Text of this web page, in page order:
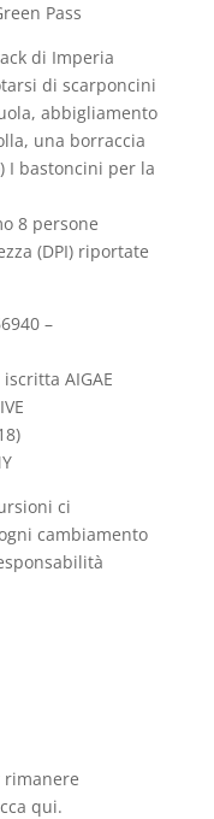
Pass
di Imperia
di scarponcini
abbigliamento
una borraccia
I bastoncini per la
8 persone
(DPI) riportate
–
AIGAE
ci
cambiamento
qui.